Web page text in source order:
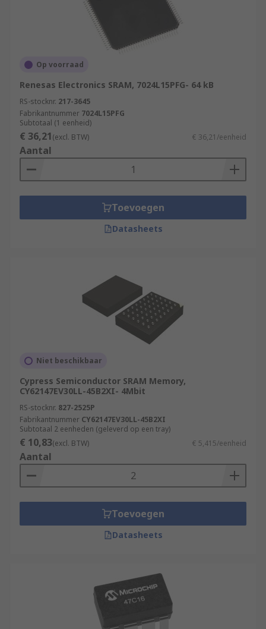
Op voorraad
Renesas Electronics SRAM, 7024L15PFG- 64 kB
RS-stocknr. 217-3645
Fabrikantnummer 7024L15PFG
Subtotaal (1 eenheid)
€ 36,21(excl. BTW) € 36,21/eenheid
Aantal
Toevoegen
Datasheets
Niet beschikbaar
Cypress Semiconductor SRAM Memory,
CY62147EV30LL-45B2XI- 4Mbit
RS-stocknr. 827-2525P
Fabrikantnummer CY62147EV30LL-45B2XI
Subtotaal 2 eenheden (geleverd op een tray)
€ 10,83(excl. BTW) € 5,415/eenheid
Aantal
Toevoegen
Datasheets